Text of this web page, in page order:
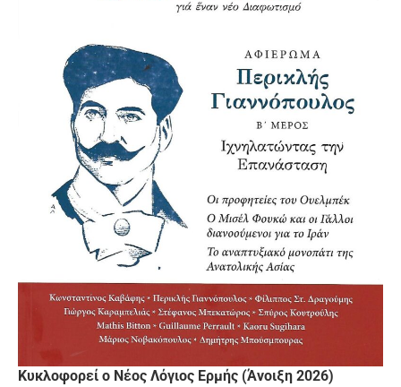
Κυκλοφορεί ο Νέος Λόγιος Ερμής (Άνοιξη 2026)